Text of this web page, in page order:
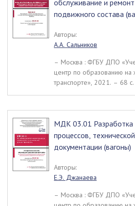
обслуживание и
подвижного состава
Авторы:
А.А. Сальников
– Москва : ФГБУ ДПО
центр по образованию
транспорте», 2021. – 68
МДК 03.01 Разработка
процессов,
документации (вагоны)
Авторы:
Е.Э. Джанаева
– Москва : ФГБУ ДПО